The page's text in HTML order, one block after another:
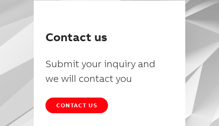
Contact us
Submit your inquiry and
we will contact you
CONTACT US